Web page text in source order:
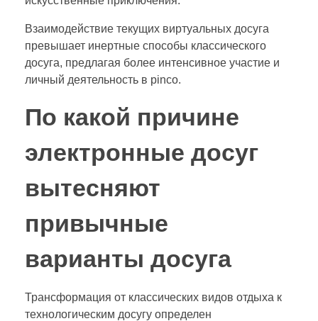
Взаимодействие текущих виртуальных досуга
превышает инертные способы классического
досуга, предлагая более интенсивное участие и
личный деятельность в pinco.
По какой причине
электронные досуг
вытесняют
привычные
варианты досуга
Трансформация от классических видов отдыха к
технологическим досугу определен